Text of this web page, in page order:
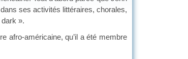
ses activités littéraires, chorales,
».
américaine, qu’il a été membre